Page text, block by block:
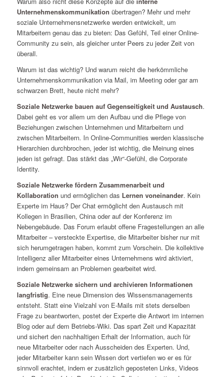
Unternehmenskommunikation übertragen? Mehr und mehr
soziale Unternehmensnetzwerke werden entwickelt, um
Mitarbeitern genau das zu bieten: Das Gefühl, Teil einer Online-
Community zu sein, als gleicher unter Peers zu jeder Zeit von
überall.
Warum ist das wichtig? Und warum reicht die herkömmliche
Unternehmenskommunikation via Mail, im Meeting oder gar am
schwarzen Brett, heute nicht mehr?
Soziale Netzwerke bauen auf Gegenseitigkeit und Austausch.
Dabei geht es vor allem um den Aufbau und die Pflege von
Beziehungen zwischen Unternehmen und Mitarbeitern und
zwischen Mitarbeitern. In Online-Communities werden klassische
Hierarchien durchbrochen, jeder ist wichtig, die Meinung eines
jeden ist gefragt. Das stärkt das „Wir“-Gefühl, die Corporate
Identity.
Soziale Netzwerke fördern Zusammenarbeit und
Kollaboration und ermöglichen das Lernen voneinander. Kein
Experte im Haus? Der Chat ermöglicht den Austausch mit
Kollegen in Brasilien, China oder auf der Konferenz im
Nebengebäude. Das Forum erlaubt offene Fragestellungen an alle
Mitarbeiter – versteckte Expertise, die Mitarbeiter bisher nur mit
sich herumgetragen haben, kommt zum Vorschein. Die kollektive
Intelligenz aller Mitarbeiter eines Unternehmens wird aktiviert,
indem gemeinsam an Problemen gearbeitet wird.
Soziale Netzwerke sichern und archivieren Informationen
langfristig. Eine neue Dimension des Wissensmanagements
entsteht. Statt eine Vielzahl von E-Mails mit stets derselben
Frage zu beantworten, postet der Experte die Antwort im internen
Blog oder auf dem Betriebs-Wiki. Das spart Zeit und Kapazität
und sichert den nachhaltigen Erhalt der Information, auch für
neue Mitarbeiter oder nach Ausscheiden des Experten. Und,
jeder Mitarbeiter kann sein Wissen dort vertiefen wo er es für
sinnvoll erachtet, indem er zusätzlich geposteten Links, Videos